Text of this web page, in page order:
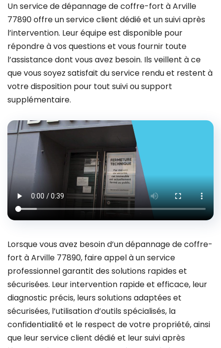
Un service de dépannage de coffre-fort à Arville
77890 offre un service client dédié et un suivi après
l’intervention. Leur équipe est disponible pour
répondre à vos questions et vous fournir toute
l’assistance dont vous avez besoin. Ils veillent à ce
que vous soyez satisfait du service rendu et restent à
votre disposition pour tout suivi ou support
supplémentaire.
Lorsque vous avez besoin d’un dépannage de coffre-
fort à Arville 77890, faire appel à un service
professionnel garantit des solutions rapides et
sécurisées. Leur intervention rapide et efficace, leur
diagnostic précis, leurs solutions adaptées et
sécurisées, l’utilisation d’outils spécialisés, la
confidentialité et le respect de votre propriété, ainsi
que leur service client dédié et leur suivi après